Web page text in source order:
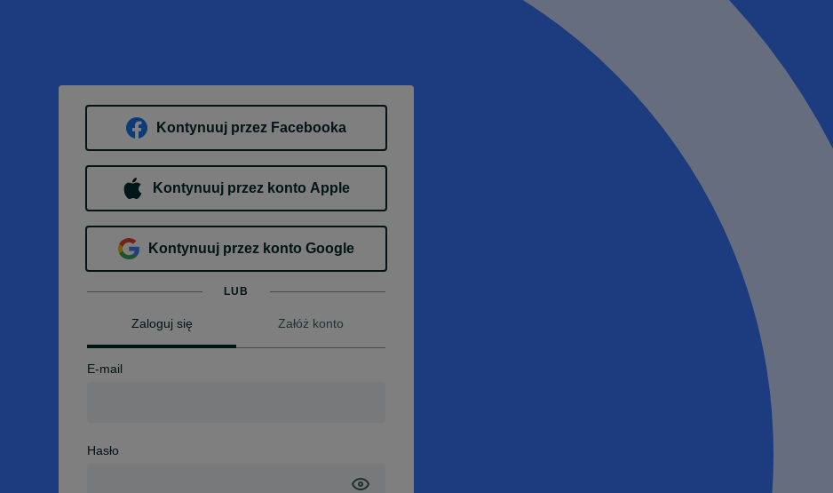
Kontynuuj przez Facebooka
Kontynuuj przez konto Apple
Kontynuuj przez konto Google
LUB
Zaloguj się Załóż konto
E-mail
Hasło